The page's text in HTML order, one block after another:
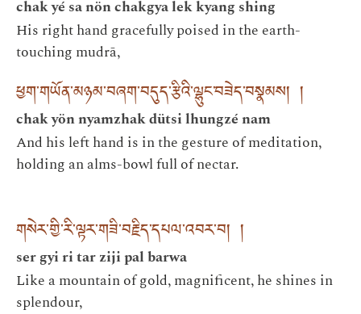
chak yé sa nön chakgya lek kyang shing
His right hand gracefully poised in the earth-
touching mudrā,
ཕྱག་གཡོན་མཉམ་བཞག་བདུད་རྩིའི་ལྷུང་བཟེད་བསྣམས། །
chak yön nyamzhak dütsi lhungzé nam
And his left hand is in the gesture of meditation,
holding an alms-bowl full of nectar.
གསེར་གྱི་རི་ལྟར་གཟི་བརྗིད་དཔལ་འབར་བ། །
ser gyi ri tar ziji pal barwa
Like a mountain of gold, magnificent, he shines in
splendour,